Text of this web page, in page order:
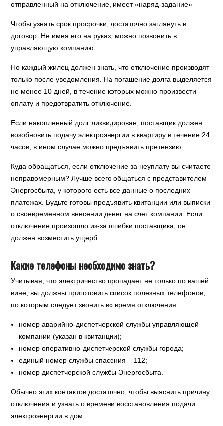
отправленный на отключение, имеет «наряд-задание»
Чтобы узнать срок просрочки, достаточно заглянуть в
договор. Не имея его на руках, можно позвонить в
управляющую компанию.
Но каждый жилец должен знать, что отключение производят
только после уведомления. На погашение долга выделяется
не менее 10 дней, в течение которых можно произвести
оплату и предотвратить отключение.
Если накопленный долг ликвидирован, поставщик должен
возобновить подачу электроэнергии в квартиру в течение 24
часов, в ином случае можно предъявить претензию
Куда обращаться, если отключение за неуплату вы считаете
неправомерным? Лучше всего общаться с представителем
Энергосбыта, у которого есть все данные о последних
платежах. Будьте готовы предъявить квитанции или выписки
о своевременном внесении денег на счет компании. Если
отключение произошло из-за ошибки поставщика, он
должен возместить ущерб.
Какие телефоны необходимо знать?
Учитывая, что электричество пропадает не только по вашей
вине, вы должны приготовить список полезных телефонов,
по которым следует звонить во время отключения:
номер аварийно-диспетчерской службы управляющей
компании (указан в квитанции);
номер оперативно-диспетчерской службы города;
единый номер службы спасения – 112;
номер диспетчерской службы Энергосбыта.
Обычно этих контактов достаточно, чтобы выяснить причину
отключения и узнать о времени восстановления подачи
электроэнергии в дом.